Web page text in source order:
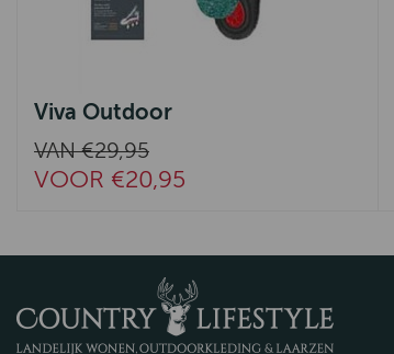
Viva Outdoor
VAN €29,95
VOOR €20,95